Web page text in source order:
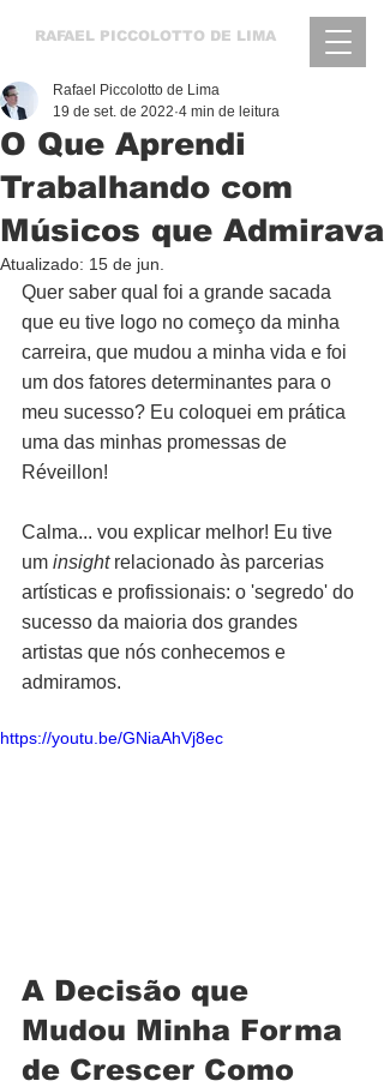
RAFAEL PICCOLOTTO DE LIMA
O Que Aprendi
Trabalhando com
Músicos que Admirava
Rafael Piccolotto de Lima
19 de set. de 2022 4 min de leitura
Atualizado: 15 de jun.
Quer saber qual foi a grande sacada
que eu tive logo no começo da minha
carreira, que mudou a minha vida e foi
um dos fatores determinantes para o
meu sucesso? Eu coloquei em prática
uma das minhas promessas de
Réveillon!
Calma... vou explicar melhor! Eu tive
um insight relacionado às parcerias
artísticas e profissionais: o 'segredo' do
sucesso da maioria dos grandes
artistas que nós conhecemos e
admiramos.
https://youtu.be/GNiaAhVj8ec
A Decisão que
Mudou Minha Forma
de Crescer Como